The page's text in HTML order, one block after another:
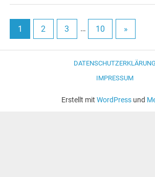
1 2 3 … 10 »
DATENSCHUTZERKLÄRUNG
IMPRESSUM
Erstellt mit WordPressund